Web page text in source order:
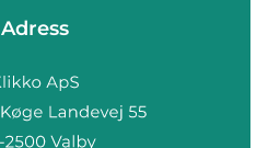
Adress